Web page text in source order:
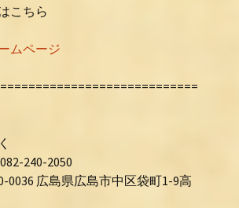
こちら
ムページ
240-2050
広島県広島市中区袋町1-9高